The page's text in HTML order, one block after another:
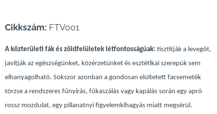
Cikkszám: FTV001
A közterületi fák és zöldfelületek létfontosságúak: tisztítják a levegőt,
javítják az egészségünket, közérzetünket és esztétikai szerepük sem
elhanyagolható. Sokszor azonban a gondosan elültetett facsemeték
törzse a rendszeres fűnyírás, fűkaszálás vagy kapálás során egy apró
rossz mozdulat, egy pillanatnyi figyelemkihagyás miatt megsérül.